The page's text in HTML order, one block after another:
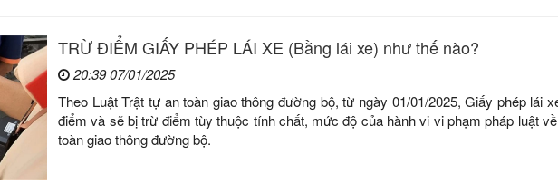
TRỪ ĐIỂM GIẤY PHÉP LÁI XE (Bằng lái xe) như thế nào?
20:39 07/01/2025
Theo Luật Trật tự an toàn giao thông đường bộ, từ ngày 01/01/2025, Giấy phép lái
điểm và sẽ bị trừ điểm tùy thuộc tính chất, mức độ của hành vi vi phạm pháp luật
toàn giao thông đường bộ.